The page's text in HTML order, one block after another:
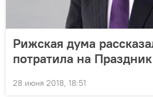
Рижская дума
потратила на
28 июня 2018, 18:51